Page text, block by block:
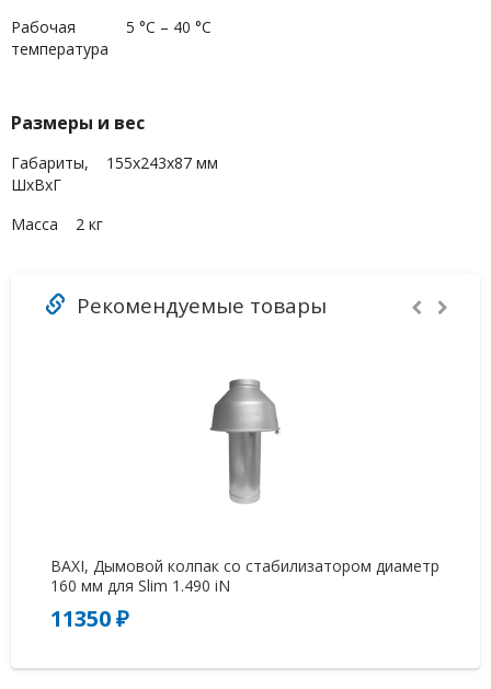
Рабочая
температура
5 °C – 40 °C
Размеры и вес
Габариты,
ШхВхГ
155х243х87 мм
Масса 2 кг
Рекомендуемые товары
BAXI, Дымовой колпак со стабилизатором диаметр
160 мм для Slim 1.490 iN
11350 ₽